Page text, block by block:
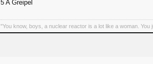
5 A Greipel
"You know, boys, a nuclear reactor is a lot like a woman.